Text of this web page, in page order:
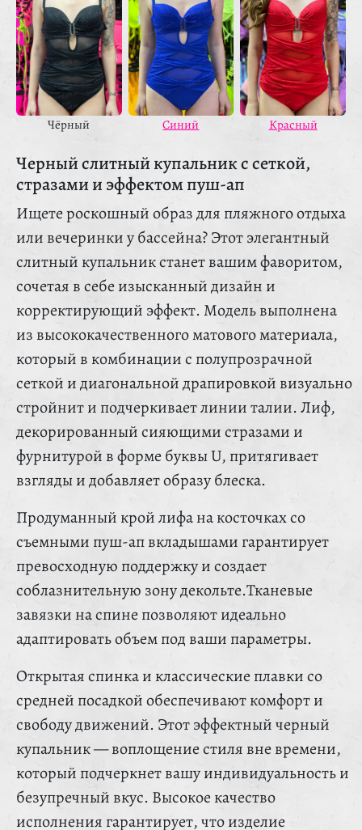
Чёрный Синий Красный
Черный слитный купальник с сеткой,
стразами и эффектом пуш-ап
Ищете роскошный образ для пляжного отдыха
или вечеринки у бассейна? Этот элегантный
слитный купальник станет вашим фаворитом,
сочетая в себе изысканный дизайн и
корректирующий эффект. Модель выполнена
из высококачественного матового материала,
который в комбинации с полупрозрачной
сеткой и диагональной драпировкой визуально
стройнит и подчеркивает линии талии. Лиф,
декорированный сияющими стразами и
фурнитурой в форме буквы U, притягивает
взгляды и добавляет образу блеска.
Продуманный крой лифа на косточках со
съемными пуш-ап вкладышами гарантирует
превосходную поддержку и создает
соблазнительную зону декольте.Тканевые
завязки на спине позволяют идеально
адаптировать объем под ваши параметры.
Открытая спинка и классические плавки со
средней посадкой обеспечивают комфорт и
свободу движений. Этот эффектный черный
купальник — воплощение стиля вне времени,
который подчеркнет вашу индивидуальность и
безупречный вкус. Высокое качество
исполнения гарантирует, что изделие